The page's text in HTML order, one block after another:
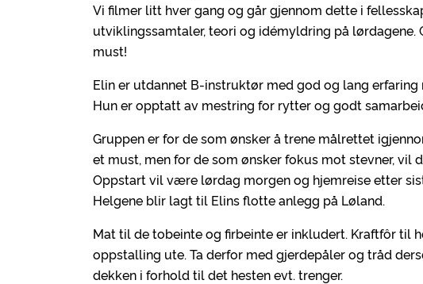
Vi filmer litt hver gang og går gjennom dette i
utviklingssamtaler, teori og idémyldring på
must!
Elin er utdannet B-instruktør med god og lang
Hun er opptatt av mestring for rytter og godt
Gruppen er for de som ønsker å trene målrettet
et must, men for de som ønsker fokus mot stevner, vil
Oppstart vil være lørdag morgen og hjemreise etter
Helgene blir lagt til Elins flotte anlegg på Løland.
Mat til de tobeinte og firbeinte er inkludert. Kraftfôr til
oppstalling ute. Ta derfor med gjerdepåler og tråd
dekken i forhold til det hesten evt. trenger.